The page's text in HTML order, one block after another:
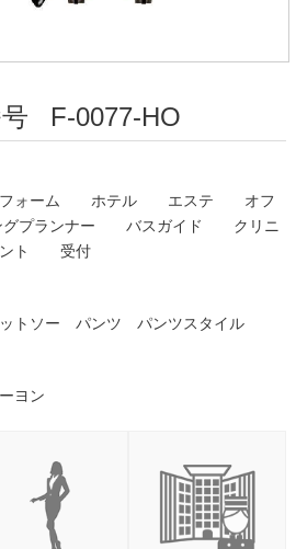
F-0077-HO
ォーム ホテル エステ
オフ
プランナー バスガイド
クリニ
ト 受付
トソー パンツ パンツスタイル
ヨン